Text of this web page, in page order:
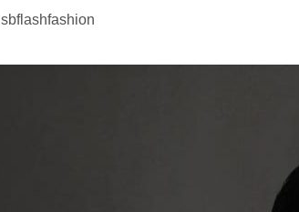
sbflashfashion